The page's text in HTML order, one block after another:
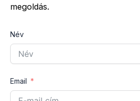
megoldás.
Név
Email